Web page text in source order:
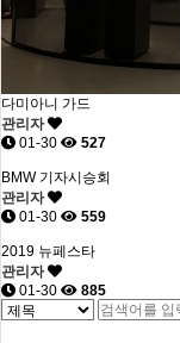
다미아니 가드
관리자
01-30
527
BMW 기자시승회
관리자
01-30
559
2019 뉴페스타
관리자
01-30
885